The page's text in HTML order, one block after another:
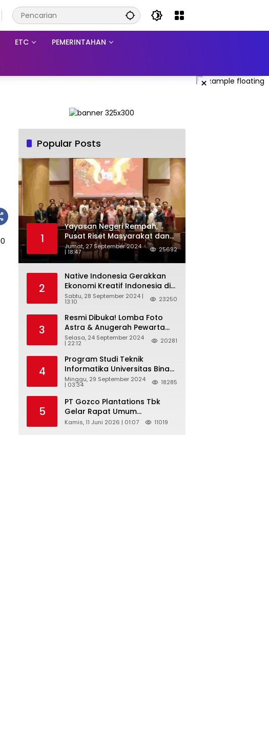
ETC PEMERINTAHAN
×
Popular Posts
1
Yayasan Negeri Rempah,
Pusat Riset Masyarakat dan
Budaya, dan Badan Riset dan
Inovasi Nasional ( BRIN )
Sukses Gelar International
Forum on Spice Routes (IFSR)
2024
Jumat, 27 September 2024
| 18:47 25692
2
Native Indonesia Gerakkan
Ekonomi Kreatif Indonesia di
Belgia Lewat “TELUSUR Kain
Indonesia”
Sabtu, 28 September 2024 |
13:10 23250
3
Resmi Dibuka! Lomba Foto
Astra & Anugerah Pewarta
Astra 2024: Bersama,
Berkarya, Berkelanjutan
Selasa, 24 September 2024
| 22:12 20281
4
Program Studi Teknik
Informatika Universitas Bina
Sarana Informatika
Selenggarakan Pelatihan
Pemanfaatan Aplikasi Tiktok
Shop Sebagai Media
Pemasaran Pada Forum
UMKM Bojongbaru
Minggu, 29 September 2024
| 03:34 18285
5
PT Gozco Plantations Tbk
Gelar Rapat Umum
Pemegang Saham Tahunan
Kamis, 11 Juni 2026 | 01:07 11019